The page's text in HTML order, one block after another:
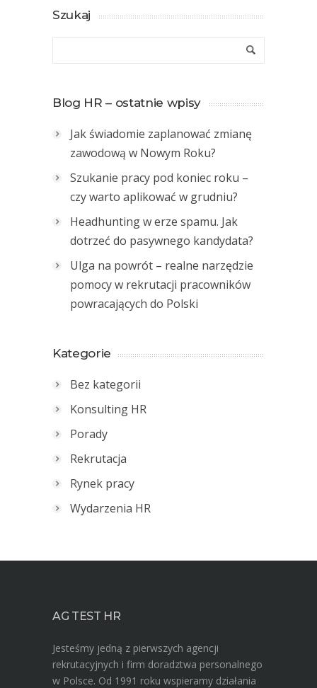
Szukaj
Blog HR – ostatnie wpisy
Jak świadomie zaplanować zmianę
zawodową w Nowym Roku?
Szukanie pracy pod koniec roku –
czy warto aplikować w grudniu?
Headhunting w erze spamu. Jak
dotrzeć do pasywnego kandydata?
Ulga na powrót – realne narzędzie
pomocy w rekrutacji pracowników
powracających do Polski
Kategorie
Bez kategorii
Konsulting HR
Porady
Rekrutacja
Rynek pracy
Wydarzenia HR
AG TEST HR
Jesteśmy jedną z pierwszych agencji
rekrutacyjnych i firm doradztwa personalnego
w Polsce. Od 1991 roku wspieramy działania